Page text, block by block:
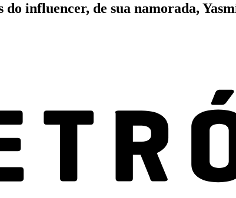
do influencer, de sua namorada,